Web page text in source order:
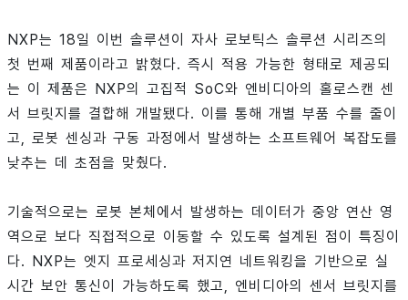
NXP는 18일 이번 솔루션이 자사 로보틱스 솔루션 시리즈의
첫 번째 제품이라고 밝혔다. 즉시 적용 가능한 형태로 제공되
는 이 제품은 NXP의 고집적 SoC와 엔비디아의 홀로스캔 센
서 브릿지를 결합해 개발됐다. 이를 통해 개별 부품 수를 줄이
고, 로봇 센싱과 구동 과정에서 발생하는 소프트웨어 복잡도를
낮추는 데 초점을 맞췄다.
기술적으로는 로봇 본체에서 발생하는 데이터가 중앙 연산 영
역으로 보다 직접적으로 이동할 수 있도록 설계된 점이 특징이
다. NXP는 엣지 프로세싱과 저지연 네트워킹을 기반으로 실
시간 보안 통신이 가능하도록 했고, 엔비디아의 센서 브릿지를